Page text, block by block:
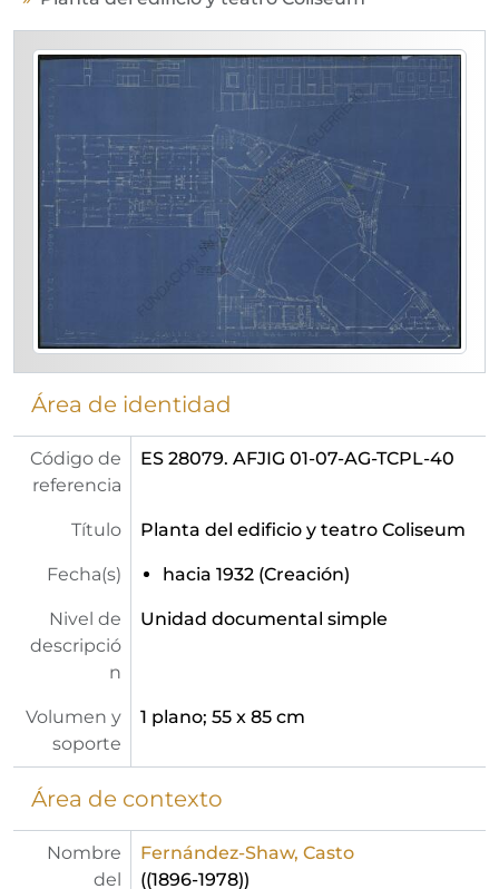
Área de identidad
Código de
referencia
ES 28079. AFJIG 01-07-AG-TCPL-40
Título Planta del edificio y teatro Coliseum
Fecha(s) hacia 1932 (Creación)
Nivel de
descripció
n
Unidad documental simple
Volumen y
soporte
1 plano; 55 x 85 cm
Área de contexto
Nombre
del
Fernández-Shaw, Casto
((1896-1978))